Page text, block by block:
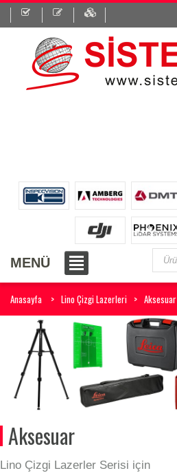
MENÜ
Anasayfa Lino Çizgi Lazerleri Aksesuar
Aksesuar
Lino Çizgi Lazerler Serisi için